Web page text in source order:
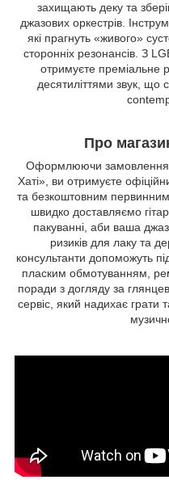
захищають деку та
джазових оркестрів.
які прагнуть «живого»
сторонніх резонансів. З
отримуєте преміальне
десятиліттями звук, що
Про
Оформлюючи замовлення
Хаті», ви отримуєте
та безкоштовним
швидко доставляємо
пакуванні, аби ваша
ризиків для лаку та
консультанти допоможуть
пласким обмотуванням,
поради з догляду за
сервіс, який надихає грати